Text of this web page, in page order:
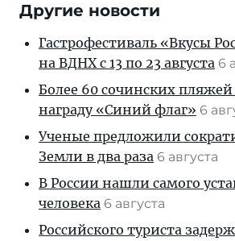
Другие новости
Гастрофестиваль «Вкусы
на ВДНХ с 13 по 23 августа 6
Более 60 сочинских
награду «Синий флаг» 6
Ученые предложили
Земли в два раза 6 августа
В России нашли самого
человека 6 августа
Российского туриста